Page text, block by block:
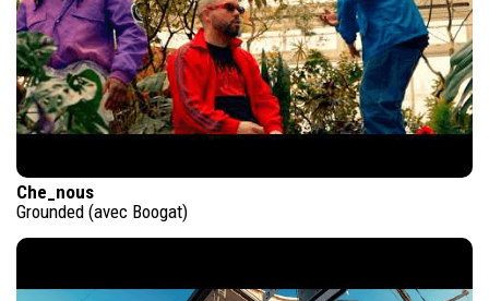
Che_nous
Grounded (avec Boogat)